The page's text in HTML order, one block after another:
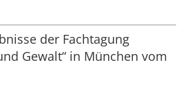
der Fachtagung
Gewalt“ in München vom